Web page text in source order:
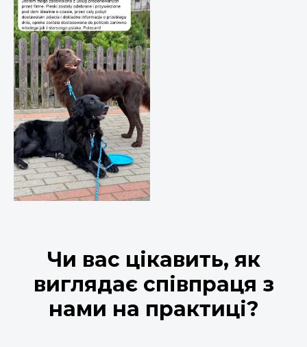
Чи вас цікавить, як
виглядає співпраця з
нами на практиці?